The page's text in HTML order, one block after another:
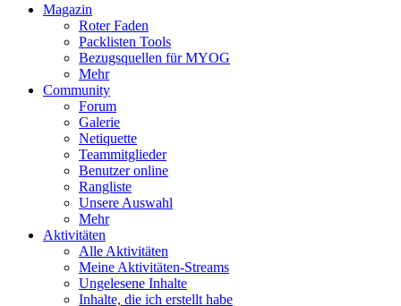
Magazin
Roter Faden
Packlisten Tools
Bezugsquellen für MYOG
Mehr
Community
Forum
Galerie
Netiquette
Teammitglieder
Benutzer online
Rangliste
Unsere Auswahl
Mehr
Aktivitäten
Alle Aktivitäten
Meine Aktivitäten-Streams
Ungelesene Inhalte
Inhalte, die ich erstellt habe